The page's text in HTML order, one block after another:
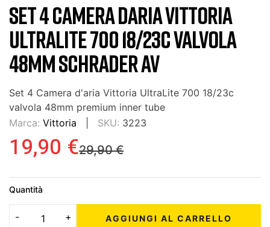
SET 4 CAMERA DARIA VITTORIA
ULTRALITE 700 18/23C VALVOLA
48MM SCHRADER AV
Set 4 Camera d'aria Vittoria UltraLite 700 18/23c
valvola 48mm premium inner tube
Marca: Vittoria SKU: 3223
29,90 €
19,90 €
Quantità
AGGIUNGI AL CARRELLO